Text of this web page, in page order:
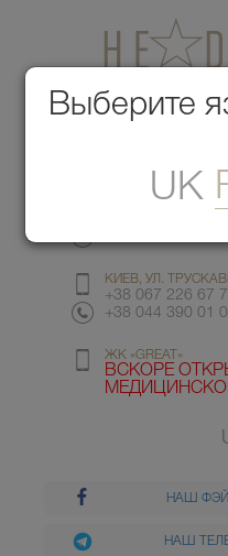
КИЕВ, УЛ. ГМЫРИ 6
КИЕВ, УЛ.
+38 067 226 67
+38 044 390 01
ЖК «GREAT»
ВСКОРЕ
НАШ
НАШ
Выберите
UK